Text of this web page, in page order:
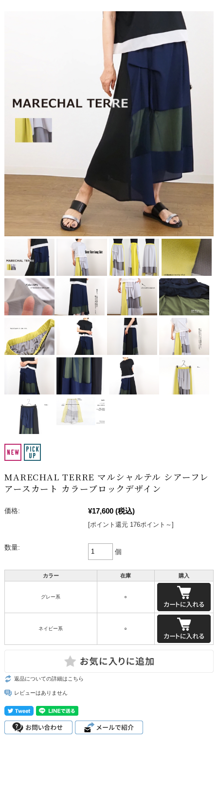
MARECHAL TERRE マルシャルテル シアーフレ
アースカート カラーブロックデザイン
価格: ¥17,600 (税込)
[ポイント還元 176ポイント～]
数量:
個
カラー 在庫 購入
グレー系 ○
ネイビー系 ○
返品についての詳細はこちら
レビューはありません